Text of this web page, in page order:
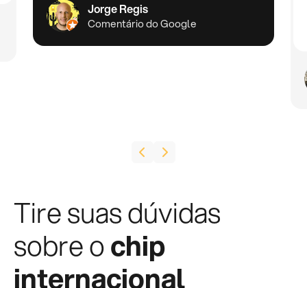
Jorge Regis
Comentário do Google
Tire suas dúvidas
sobre ochip
internacional